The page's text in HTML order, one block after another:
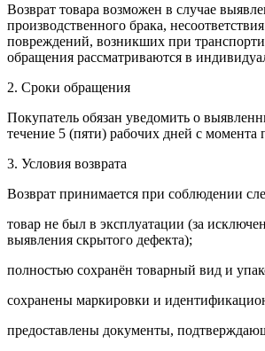
Возврат товара возможен в случае
производственного брака,
повреждений, возникших при
обращения рассматриваются в
2. Сроки обращения
Покупатель обязан уведомить о
течение 5 (пяти) рабочих дней с момента
3. Условия возврата
Возврат принимается при соблюдении
товар не был в эксплуатации (за
выявления скрытого дефекта);
полностью сохранён товарный вид и
сохранены маркировки и
предоставлены документы,